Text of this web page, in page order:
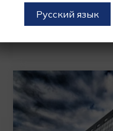
Стоимость: от €2 000
Русский язык